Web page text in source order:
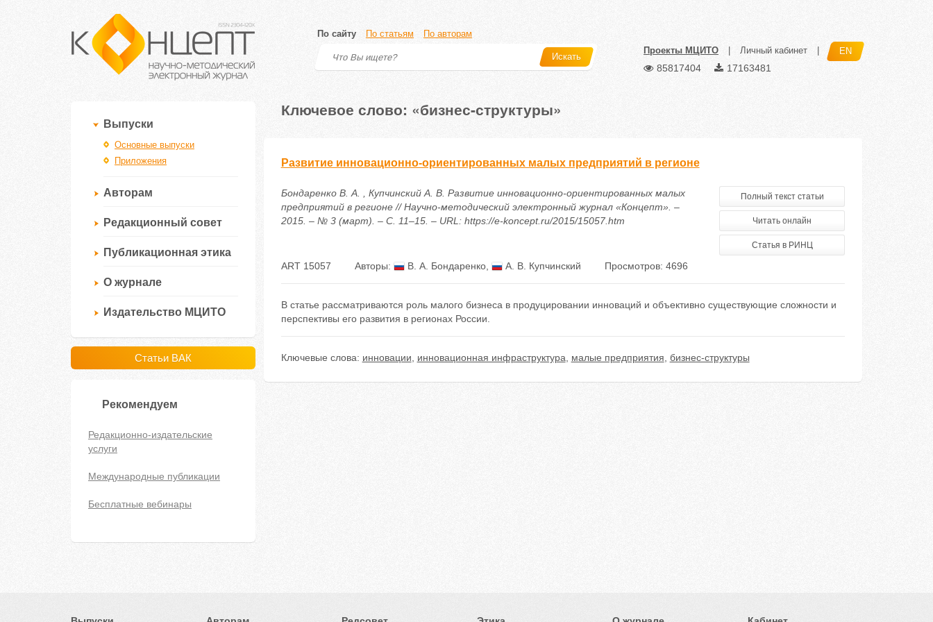
По сайту По статьям По авторам
Искать
Проекты МЦИТО Личный кабинет EN
85817404 17163481
Выпуски
Основные выпуски
Приложения
Авторам
Редакционный совет
Публикационная этика
О журнале
Издательство МЦИТО
Статьи ВАК
Рекомендуем
Редакционно-издательские
услуги
Международные публикации
Бесплатные вебинары
Ключевое слово: «бизнес-структуры»
Развитие инновационно-ориентированных малых предприятий в регионе
Бондаренко В. А. , Купчинский А. В. Развитие инновационно-ориентированных малых
предприятий в регионе // Научно-методический электронный журнал «Концепт». –
2015. – № 3 (март). – С. 11–15. – URL: https://e-koncept.ru/2015/15057.htm
Полный текст статьи
Читать онлайн
Статья в РИНЦ
ART 15057 Авторы: В. А. Бондаренко, А. В. Купчинский Просмотров: 4696
В статье рассматриваются роль малого бизнеса в продуцировании инноваций и объективно существующие сложности и
перспективы его развития в регионах России.
Ключевые слова: инновации инновационная инфраструктура малые предприятия бизнес-структуры